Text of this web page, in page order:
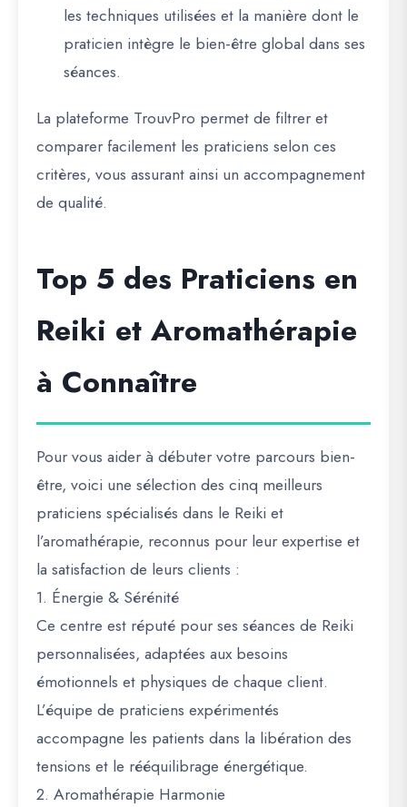
les techniques utilisées et la manière dont le
praticien intègre le bien-être global dans ses
séances.
La plateforme TrouvPro permet de filtrer et
comparer facilement les praticiens selon ces
critères, vous assurant ainsi un accompagnement
de qualité.
Top 5 des Praticiens en
Reiki et Aromathérapie
à Connaître
Pour vous aider à débuter votre parcours bien-
être, voici une sélection des cinq meilleurs
praticiens spécialisés dans le Reiki et
l’aromathérapie, reconnus pour leur expertise et
la satisfaction de leurs clients :
1. Énergie & Sérénité
Ce centre est réputé pour ses séances de Reiki
personnalisées, adaptées aux besoins
émotionnels et physiques de chaque client.
L’équipe de praticiens expérimentés
accompagne les patients dans la libération des
tensions et le rééquilibrage énergétique.
2. Aromathérapie Harmonie